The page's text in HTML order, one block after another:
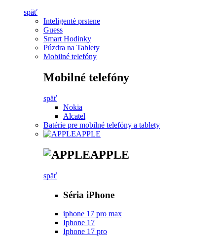
späť
Inteligenté prstene
Guess
Smart Hodinky
Púzdra na Tablety
Mobilné telefóny
Mobilné telefóny
späť
Nokia
Alcatel
Batérie pre mobilné telefóny a tablety
APPLE
APPLE
späť
Séria iPhone
iphone 17 pro max
Iphone 17
Iphone 17 pro